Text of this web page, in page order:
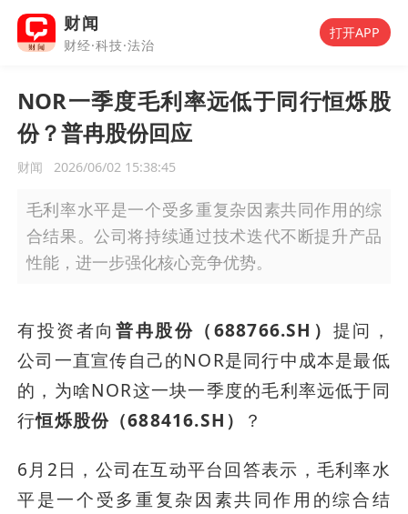
财闻
财经·科技·法治
打开APP
NOR一季度毛利率远低于同行恒烁股
份？普冉股份回应
财闻 2026/06/02 15:38:45
毛利率水平是一个受多重复杂因素共同作用的综
合结果。公司将持续通过技术迭代不断提升产品
性能，进一步强化核心竞争优势。
有投资者向 普冉股份（688766.SH） 提问，
公司一直宣传自己的NOR是同行中成本是最低
的，为啥NOR这一块一季度的毛利率远低于同
行恒烁股份（688416.SH） ？
6月2日，公司在互动平台回答表示，毛利率水
平是一个受多重复杂因素共同作用的综合结